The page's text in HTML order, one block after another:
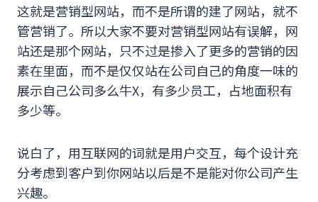
这就是营销型网站，而不是所谓的建了网站，就不
管营销了。所以大家不要对营销型网站有误解，网
站还是那个网站，只不过是掺入了更多的营销的因
素在里面，而不是仅仅站在公司自己的角度一味的
展示自己公司多么牛X，有多少员工，占地面积有
多少等。
说白了，用互联网的词就是用户交互，每个设计充
分考虑到客户到你网站以后是不是能对你公司产生
兴趣。